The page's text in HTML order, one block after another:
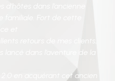
d’hôtes dans l’ancienne
retours de mes clients,
lancé dans l’aventure de la
2.0 en acquérant cet ancien